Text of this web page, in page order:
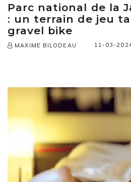
Parc national de la
: un terrain de jeu
gravel bike
MAXIME BILODEAU 11-03-